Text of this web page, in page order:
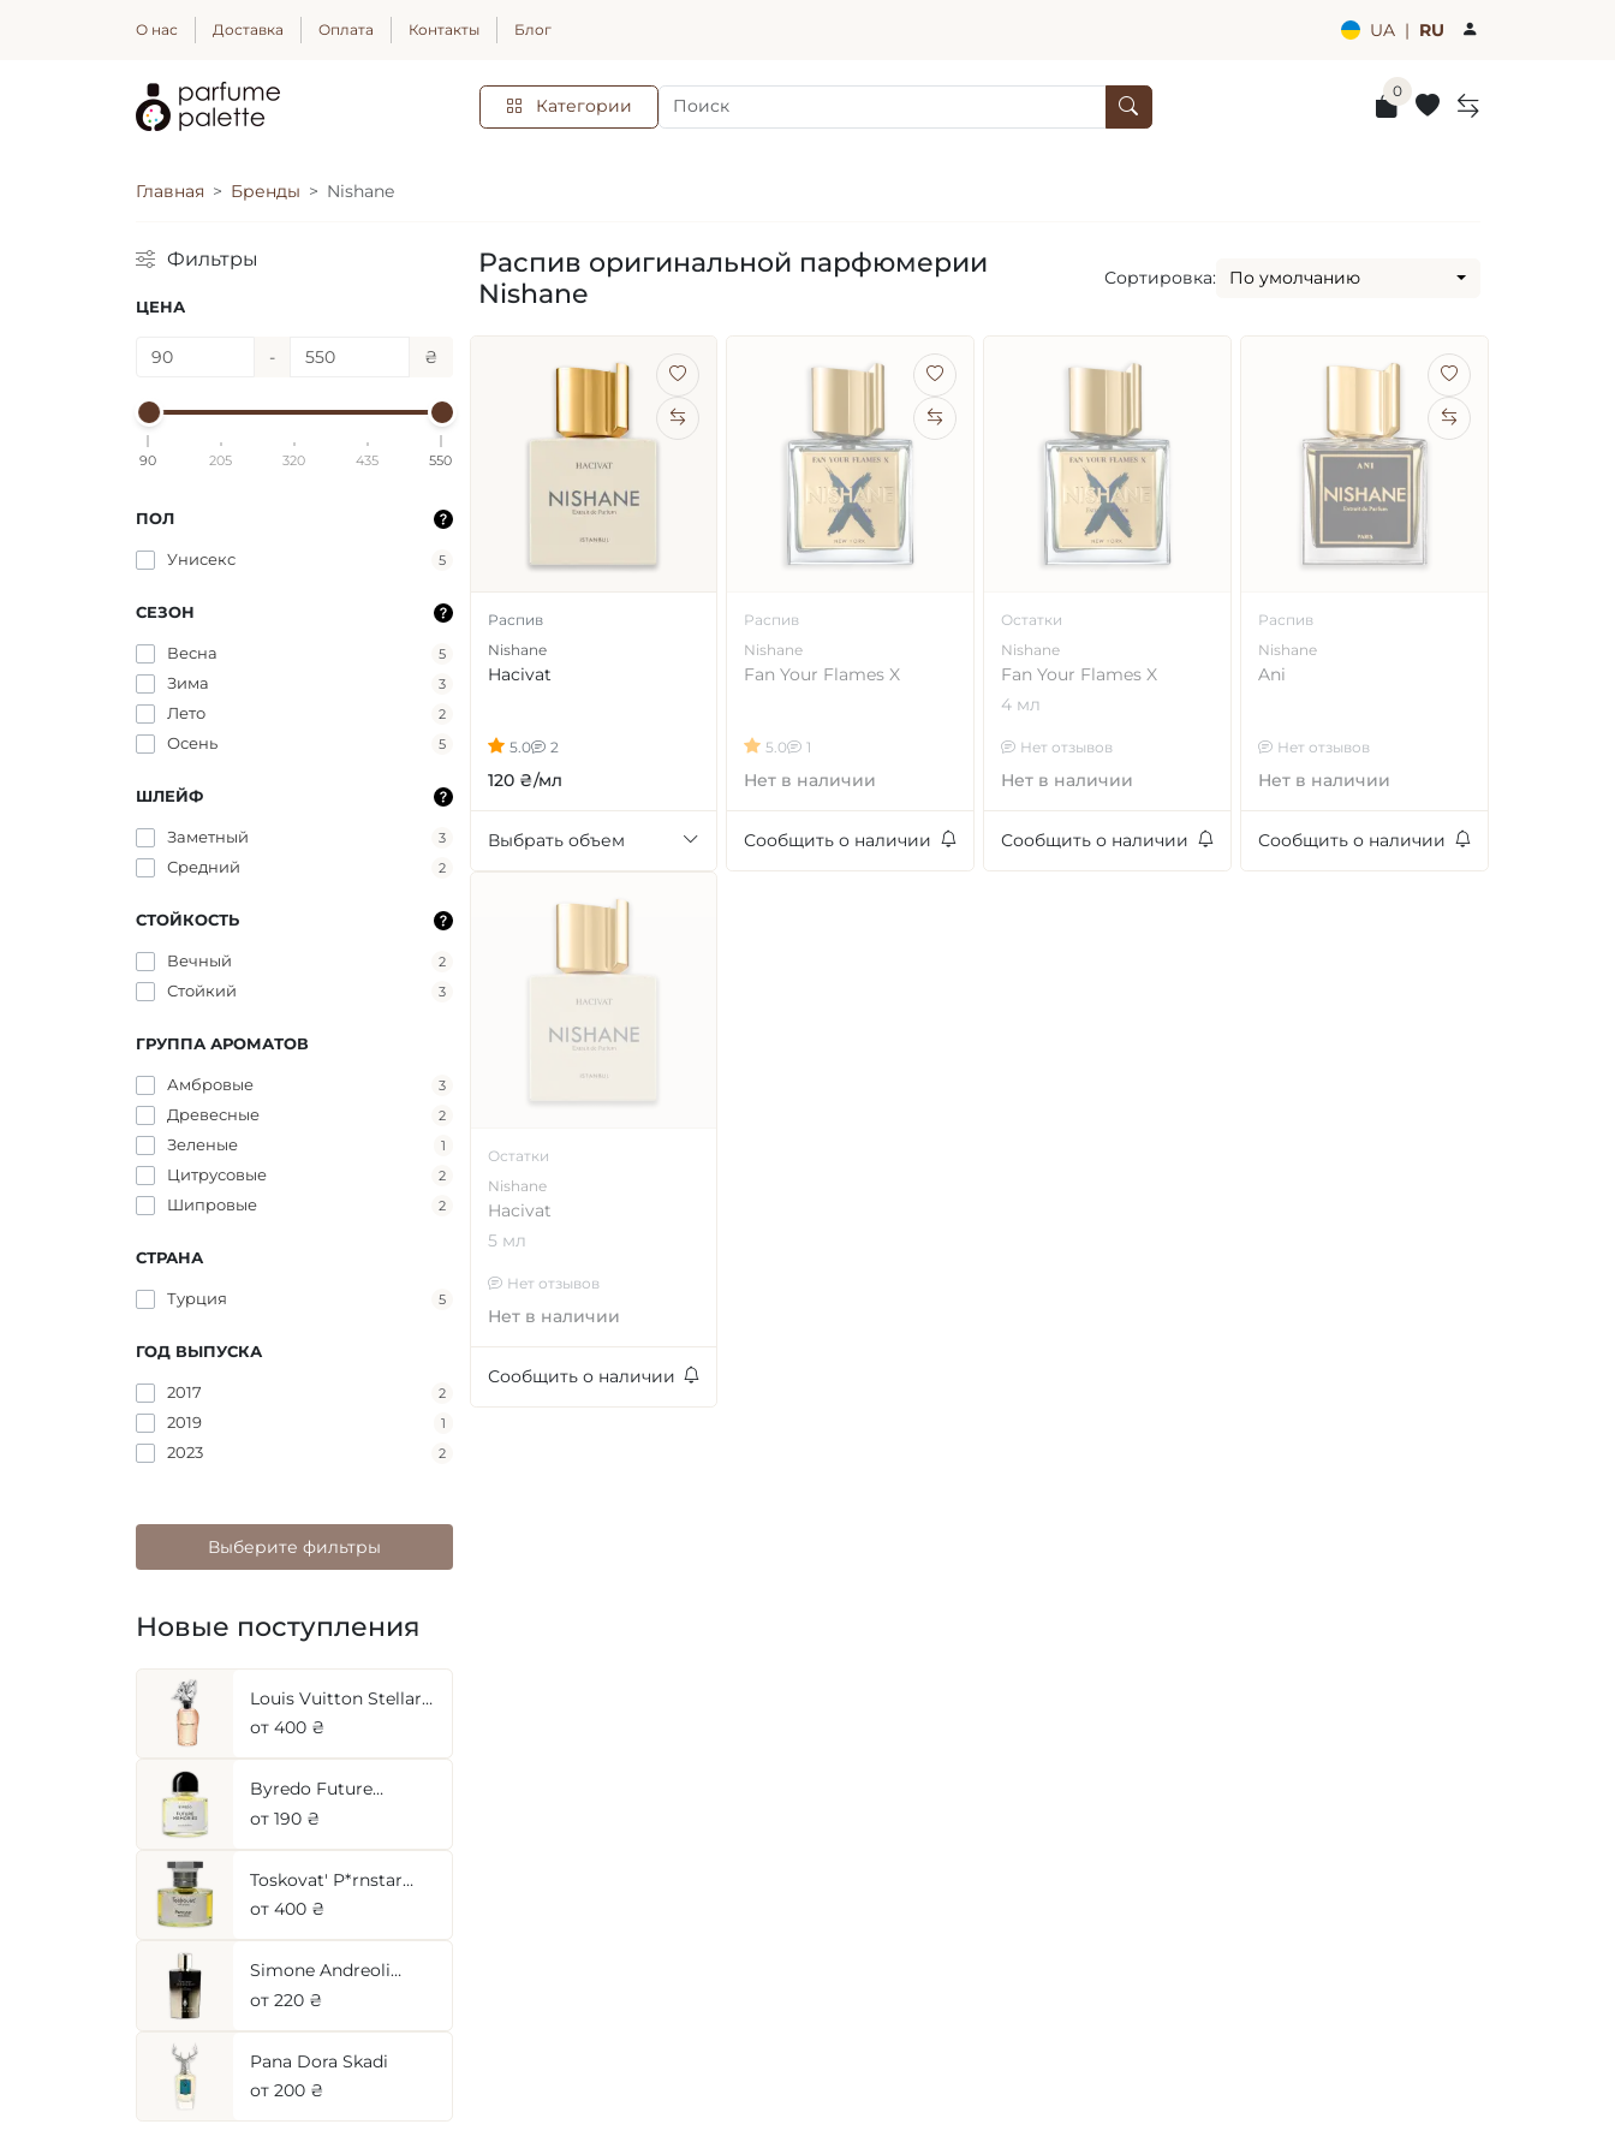
О нас Доставка Оплата Контакты Блог UA | RU
Категории
0
Главная Бренды Nishane
Фильтры
ЦЕНА
- ₴
90 205 320 435 550
ПОЛ
Унисекс 5
СЕЗОН
Весна 5
Зима 3
Лето 2
Осень 5
ШЛЕЙФ
Заметный 3
Средний 2
СТОЙКОСТЬ
Вечный 2
Стойкий 3
ГРУППА АРОМАТОВ
Амбровые 3
Древесные 2
Зеленые 1
Цитрусовые 2
Шипровые 2
СТРАНА
Турция 5
ГОД ВЫПУСКА
2017 2
2019 1
2023 2
Выберите фильтры
Новые поступления
Louis Vuitton Stellar
Times
от 400 ₴
Byredo Future
Memories
от 190 ₴
Toskovat' P*rnstar
(Noyau Doux)
от 400 ₴
Simone Andreoli
Apricot Innocence
от 220 ₴
Pana Dora Skadi
от 200 ₴
Распив оригинальной парфюмерии
Nishane
Сортировка: По умолчанию
Распив
Nishane
Hacivat
5.0 2
120 ₴/мл
Выбрать объем
Распив
Nishane
Fan Your Flames X
5.0 1
Нет в наличии
Сообщить о наличии
Остатки
Nishane
Fan Your Flames X
4 мл
Нет отзывов
Нет в наличии
Сообщить о наличии
Распив
Nishane
Ani
Нет отзывов
Нет в наличии
Сообщить о наличии
Остатки
Nishane
Hacivat
5 мл
Нет отзывов
Нет в наличии
Сообщить о наличии